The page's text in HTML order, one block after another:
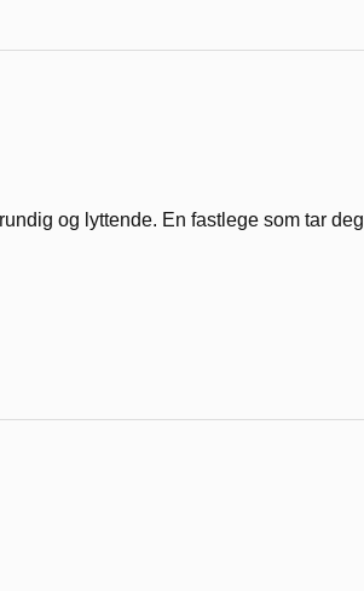
og lyttende. En fastlege som tar